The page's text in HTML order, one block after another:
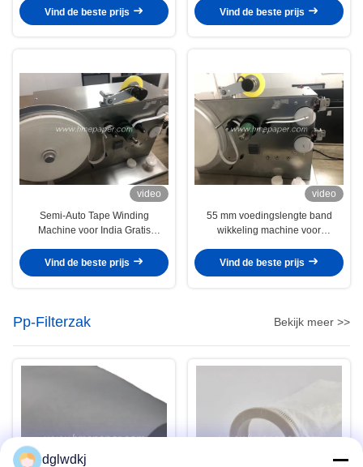
Vind de beste prijs
Vind de beste prijs
video
Semi-Auto Tape Winding
Machine voor India Gratis
55mm Verstelbaar
Vind de beste prijs
video
55 mm voedingslengte band
wikkeling machine voor
band dikte 10-25 mm
Vind de beste prijs
Pp-Filterzak Bekijk meer >>
dglwdkj